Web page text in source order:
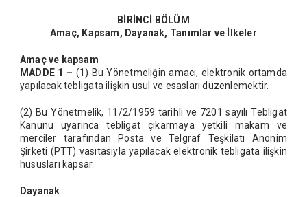
BİRİNCİ BÖLÜM
Amaç, Kapsam, Dayanak, Tanımlar ve İlkeler
Amaç ve kapsam
MADDE 1 – (1) Bu Yönetmeliğin amacı, elektronik ortamda
yapılacak tebligata ilişkin usul ve esasları düzenlemektir.
(2) Bu Yönetmelik, 11/2/1959 tarihli ve 7201 sayılı Tebligat
Kanunu uyarınca tebligat çıkarmaya yetkili makam ve
merciler tarafından Posta ve Telgraf Teşkilatı Anonim
Şirketi (PTT) vasıtasıyla yapılacak elektronik tebligata ilişkin
hususları kapsar.
Dayanak